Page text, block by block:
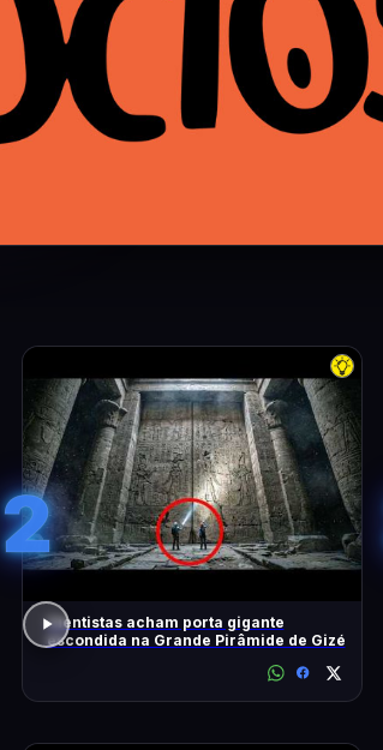
2
Cientistas acham porta gigante
escondida na Grande Pirâmide de Gizé